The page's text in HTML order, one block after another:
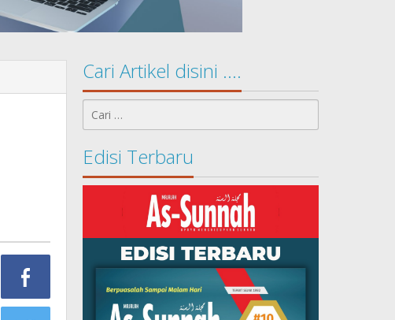
Cari Artikel disini ….
Cari
untuk:
Edisi Terbaru